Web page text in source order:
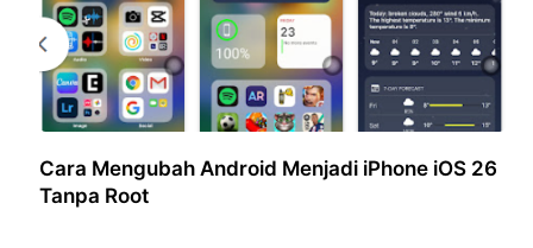
Cara Mengubah Android Menjadi iPhone iOS 26
Tanpa Root